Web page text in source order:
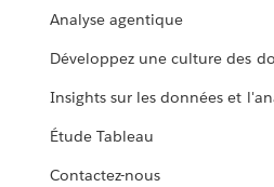
Analyse agentique
Développez une culture des
Insights sur les données et
Étude Tableau
Contactez-nous